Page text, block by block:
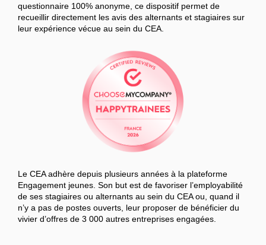
questionnaire 100% anonyme, ce dispositif permet de
recueillir directement les avis des alternants et stagiaires sur
leur expérience vécue au sein du CEA.
Le CEA adhère depuis plusieurs années à la plateforme
Engagement jeunes. Son but est de favoriser l’employabilité
de ses stagiaires ou alternants au sein du CEA ou, quand il
n’y a pas de postes ouverts, leur proposer de bénéficier du
vivier d’offres de 3 000 autres entreprises engagées.